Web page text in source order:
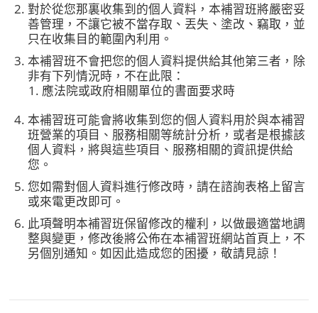
對於從您那裏收集到的個人資料，本補習班將嚴密妥
善管理，不讓它被不當存取、丟失、塗改、竊取，並
只在收集目的範圍內利用。
本補習班不會把您的個人資料提供給其他第三者，除
非有下列情況時，不在此限：
應法院或政府相關單位的書面要求時
本補習班可能會將收集到您的個人資料用於與本補習
班營業的項目、服務相關等統計分析，或者是根據該
個人資料，將與這些項目、服務相關的資訊提供給
您。
您如需對個人資料進行修改時，請在諮詢表格上留言
或來電更改即可。
此項聲明本補習班保留修改的權利，以做最適當地調
整與變更，修改後將公佈在本補習班網站首頁上，不
另個別通知。如因此造成您的困擾，敬請見諒！